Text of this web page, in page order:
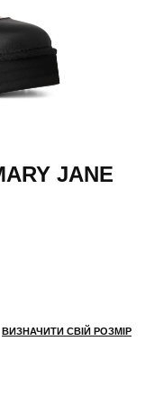
JANE
6,690.00.
4,683.00.
ВИЗНАЧИТИ СВІЙ РОЗМІР